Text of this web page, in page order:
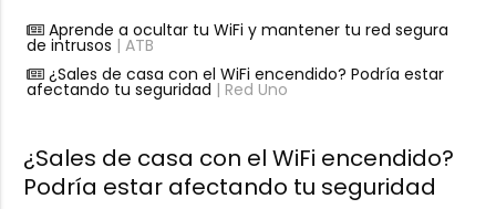
Aprende a ocultar tu WiFi y mantener tu red segura
de intrusos | ATB
¿Sales de casa con el WiFi encendido? Podría estar
afectando tu seguridad | Red Uno
¿Sales de casa con el WiFi encendido?
Podría estar afectando tu seguridad